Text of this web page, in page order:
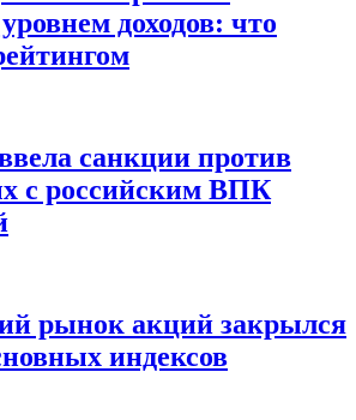
доходов: что
санкции против
с российским ВПК
рынок акций закрылся
индексов